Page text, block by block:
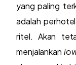
yang paling
adalah
ritel. Akan
menjalankan